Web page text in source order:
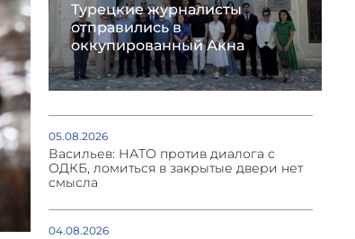
Турецкие журналисты
отправились в
оккупированный Акна
05.08.2026
Васильев: НАТО против диалога с
ОДКБ, ломиться в закрытые двери нет
смысла
04.08.2026